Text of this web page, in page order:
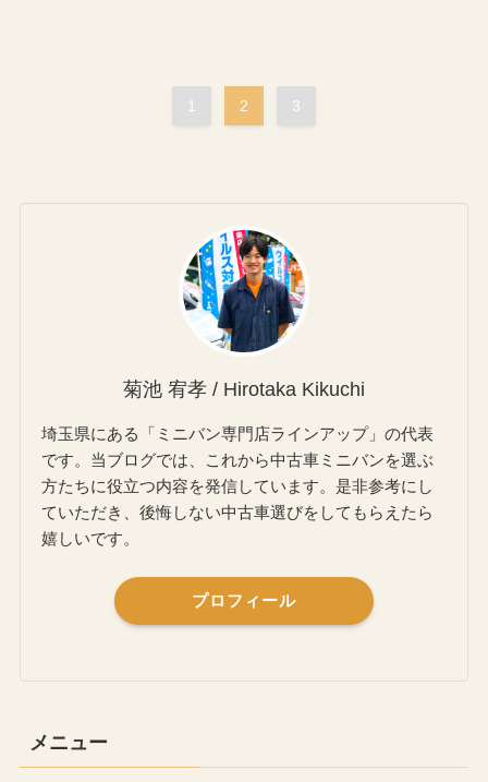
1 2 3
菊池 宥孝 / Hirotaka Kikuchi
埼玉県にある「ミニバン専門店ラインアップ」の代表
です。当ブログでは、これから中古車ミニバンを選ぶ
方たちに役立つ内容を発信しています。是非参考にし
ていただき、後悔しない中古車選びをしてもらえたら
嬉しいです。
プロフィール
メニュー